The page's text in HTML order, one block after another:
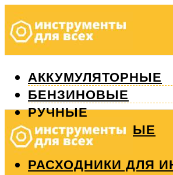
АККУМУЛЯТОРНЫЕ
БЕНЗИНОВЫЕ
РУЧНЫЕ
ИЗМЕРИТЕЛЬНЫЕ
РЕМОНТ
РАСХОДНИКИ ДЛЯ